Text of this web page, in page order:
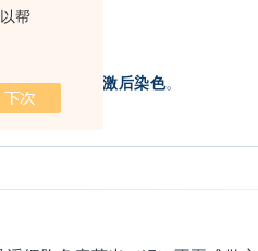
帮
离子霉素刺激后染色。